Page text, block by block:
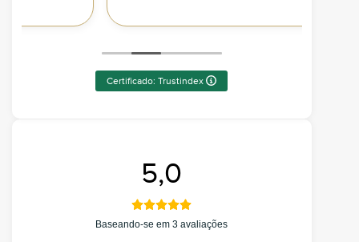
5,0
Baseando-se em 3 avaliações
Certificado: Trustindex